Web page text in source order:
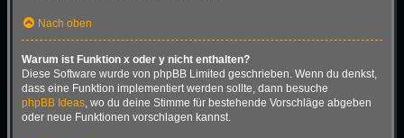
Nach oben
Warum ist Funktion x oder y nicht enthalten?
Diese Software wurde von phpBB Limited geschrieben. Wenn du denkst,
dass eine Funktion implementiert werden sollte, dann besuche
phpBB Ideas , wo du deine Stimme für bestehende Vorschläge abgeben
oder neue Funktionen vorschlagen kannst.